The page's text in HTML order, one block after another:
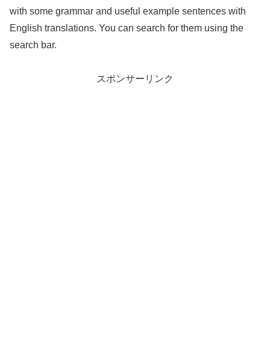
with some grammar and useful example sentences with
English translations. You can search for them using the
search bar.
スポンサーリンク